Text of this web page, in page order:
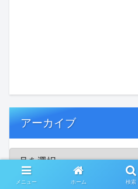
アーカイブ
メニュー ホーム 検索